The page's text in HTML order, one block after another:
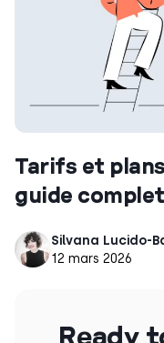
Tarifs et
guide
Silvana Lucido-
12 mars 2026
Ready